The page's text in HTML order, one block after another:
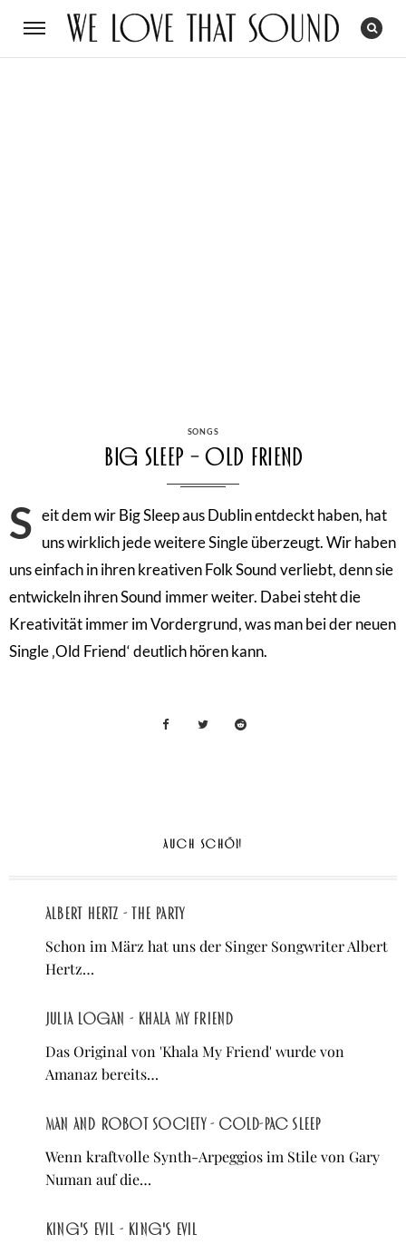
CATEGORIES
SONGS
Big Sleep – Old Friend
S eit dem wir Big Sleep aus Dublin entdeckt haben, hat
uns wirklich jede weitere Single überzeugt. Wir haben
uns einfach in ihren kreativen Folk Sound verliebt, denn sie
entwickeln ihren Sound immer weiter. Dabei steht die
Kreativität immer im Vordergrund, was man bei der neuen
Single ‚Old Friend‘ deutlich hören kann.
AUCH SCHÖN
Albert Hertz - The Party
Schon im März hat uns der Singer Songwriter Albert
Hertz…
Julia Logan - Khala My Friend
Das Original von 'Khala My Friend' wurde von
Amanaz bereits…
Man And Robot Society - Cold-Pac Sleep
Wenn kraftvolle Synth-Arpeggios im Stile von Gary
Numan auf die…
King's Evil - King's Evil